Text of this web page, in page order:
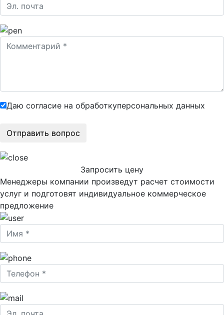
Даю согласие на обработкуперсональных данных
Запросить цену
Менеджеры компании произведут расчет стоимости
услуг и подготовят индивидуальное коммерческое
предложение